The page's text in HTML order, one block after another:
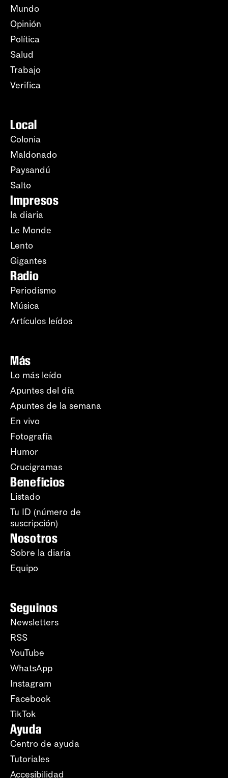
Mundo
Opinión
Política
Salud
Trabajo
Verifica
Local
Colonia
Maldonado
Paysandú
Salto
Impresos
la diaria
Le Monde
Lento
Gigantes
Radio
Periodismo
Música
Artículos leídos
Más
Lo más leído
Apuntes del día
Apuntes de la semana
En vivo
Fotografía
Humor
Crucigramas
Beneficios
Listado
Tu ID (número de
suscripción)
Nosotros
Sobre la diaria
Equipo
Seguinos
Newsletters
RSS
YouTube
WhatsApp
Instagram
Facebook
TikTok
Ayuda
Centro de ayuda
Tutoriales
Accesibilidad